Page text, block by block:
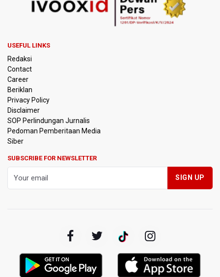
Kebakaran Landa Gedung Bapenda DKI Jakarta
PSSI Evaluasi TImnas Indonesia Setelah Gagal Tembus
Ditahan Imbang Singapura 1-1
Pemerintah Matangkan Rencana Pembaruan Buku Ajar
Nasional
Pendakian Gunung Gede Pangrango Ditutup karena
Indonesia
Tunggu 8 Jam karena HCU RSCM Terbatas
USEFUL LINKS
Redaksi
Contact
Career
Beriklan
Privacy Policy
Disclaimer
SOP Perlindungan Jurnalis
Pedoman Pemberitaan Media
Siber
SUBSCRIBE FOR NEWSLETTER